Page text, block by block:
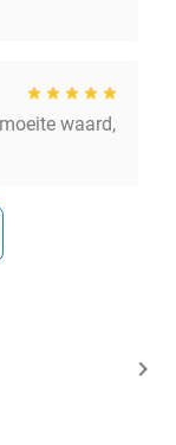
waard,